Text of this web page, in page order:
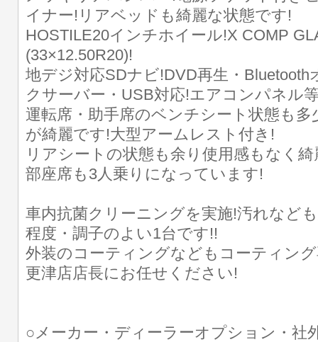
イナー!リアベッドも綺麗な状態です!
HOSTILE20インチホイール!X COMP
(33×12.50R20)!
地デジ対応SDナビ!DVD再生・
クサーバー・USB対応!エアコンパネル
運転席・助手席のベンチシート状態も
が綺麗です!大型アームレスト付き!
リアシートの状態も余り使用感もなく
部座席も3人乗りになっています!
車内抗菌クリーニングを実施!汚れなど
程度・調子のよい1台です!!
外装のコーティングなどもコーティン
更津店店長にお任せください!
○メーカー・ディーラーオプション・社